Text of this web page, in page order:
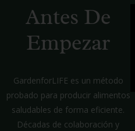
Antes De
Empezar
GardenforLIFE es un método
probado para producir alimentos
saludables de forma eficiente.
Décadas de colaboración y